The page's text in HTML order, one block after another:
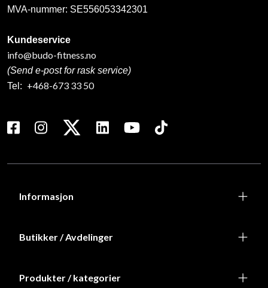
MVA-nummer: SE556053342301
Kundeservice
info@budo-fitness.no
(Send e-post for rask service)
Tel: +468-673 33 50
Informasjon
Butikker / Avdelinger
Produkter / kategorier